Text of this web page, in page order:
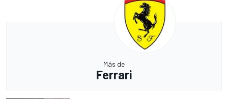
Más de
Ferrari